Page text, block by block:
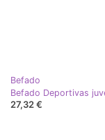
Befado
Befado Deportivas
27,32 €